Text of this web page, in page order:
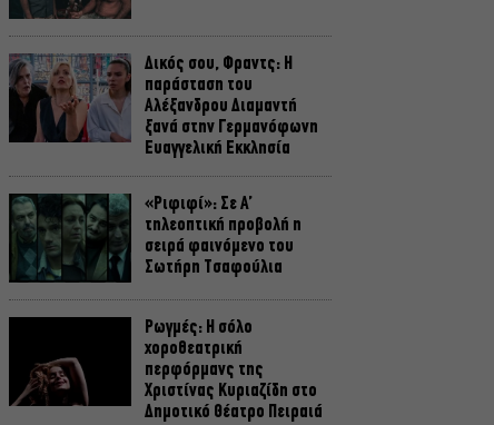
Δικός σου, Φραντς: Η
παράσταση του
Αλέξανδρου Διαμαντή
ξανά στην Γερμανόφωνη
Ευαγγελική Εκκλησία
«Ριφιφί»: Σε Α’
τηλεοπτική προβολή η
σειρά φαινόμενο του
Σωτήρη Τσαφούλια
Ρωγμές: Η σόλο
χοροθεατρική
περφόρμανς της
Χριστίνας Κυριαζίδη στο
Δημοτικό Θέατρο Πειραιά